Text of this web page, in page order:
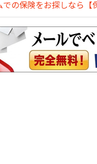
での保険をお探しなら【